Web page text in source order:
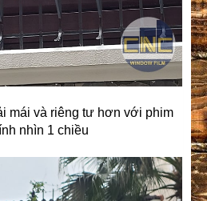
mái và riêng tư hơn với phim
nhìn 1 chiều